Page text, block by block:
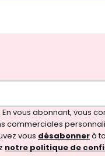
. En vous abonnant, vous
commerciales
vous désabonnerà
notre politique de